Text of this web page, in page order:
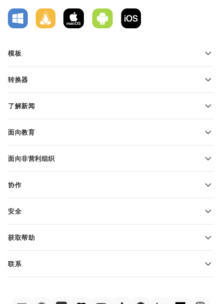
模板
文本文档模板
转换器
转换电子表格
了解新闻
面向教育
适用于教育人士
面向非营利组织
申请免费帐户
协作
翻译人员
安全
获取帮助
帮助中心
联系